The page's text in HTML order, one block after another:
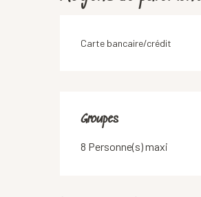
Carte bancaire/crédit
Groupes
Groupes
8 Personne(s) maxi